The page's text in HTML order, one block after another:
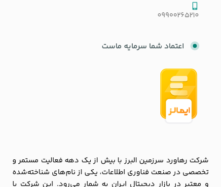
09900265210
اعتماد شما سرمایه ماست
شرکت رهاورد سرزمین البرز با بیش از یک دهه فعالیت مستمر و
تخصصی در صنعت فناوری اطلاعات، یکی از نام‌های شناخته‌شده
و معتبر در بازار دیجیتال ایران به شمار می‌رود. این شرکت با